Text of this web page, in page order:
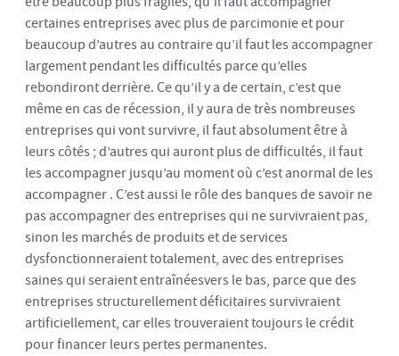
certaines entreprises avec plus de parcimonie et pour
beaucoup d’autres au contraire qu’il faut les accompagner
largement pendant les difficultés parce qu’elles
rebondiront derrière. Ce qu’il y a de certain, c’est que
même en cas de récession, il y aura de très nombreuses
entreprises qui vont survivre, il faut absolument être à
leurs côtés ; d’autres qui auront plus de difficultés, il faut
les accompagner jusqu’au moment où c’est anormal de les
accompagner . C’est aussi le rôle des banques de savoir ne
pas accompagner des entreprises qui ne survivraient pas,
sinon les marchés de produits et de services
dysfonctionneraient totalement, avec des entreprises
saines qui seraient entraînéesvers le bas, parce que des
entreprises structurellement déficitaires survivraient
artificiellement, car elles trouveraient toujours le crédit
pour financer leurs pertes permanentes.